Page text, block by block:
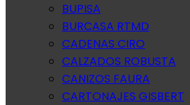
BUPISA
BURCASA RTMD
CADENAS CIRO
CALZADOS ROBUSTA
CANIZOS FAURA
CARTONAJES GISBERT